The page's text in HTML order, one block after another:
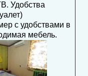
Удобства
с удобствами в
мебель.